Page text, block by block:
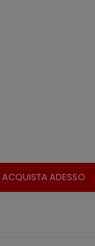
ACQUISTA ADESSO